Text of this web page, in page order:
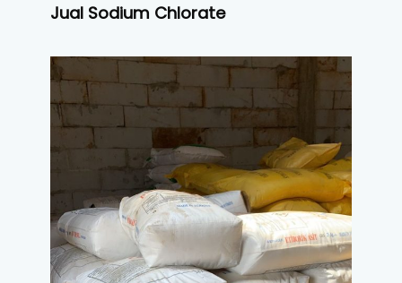
Jual Sodium Chlorate